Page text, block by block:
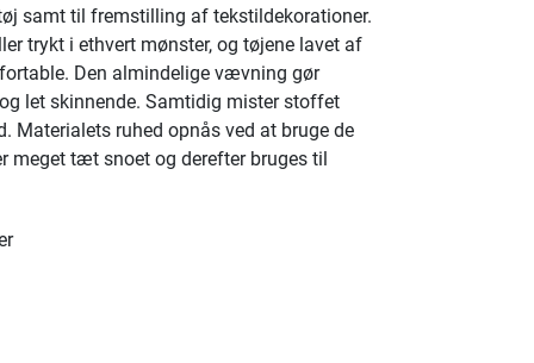
samt til fremstilling af tekstildekorationer.
trykt i ethvert mønster, og tøjene lavet af
Den almindelige vævning gør
let skinnende. Samtidig mister stoffet
Materialets ruhed opnås ved at bruge de
meget tæt snoet og derefter bruges til